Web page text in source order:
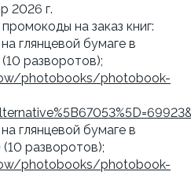
2026 г.
на заказ книг:
глянцевой бумаге в
разворотов);
photobooks/photobook-
глянцевой бумаге в
разворотов);
photobooks/photobook-